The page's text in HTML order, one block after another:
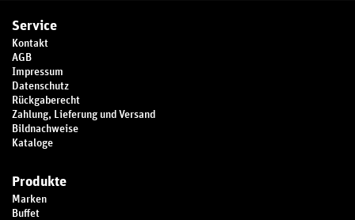
Service
Kontakt
AGB
Impressum
Datenschutz
Rückgaberecht
Zahlung, Lieferung und Versand
Bildnachweise
Kataloge
Produkte
Marken
Buffet